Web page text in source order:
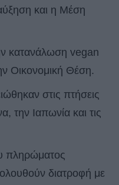
και η Μέση
κατανάλωση vegan
Οικονομική Θέση.
στις πτήσεις
την Ιαπωνία και τις
πληρώματος
διατροφή με